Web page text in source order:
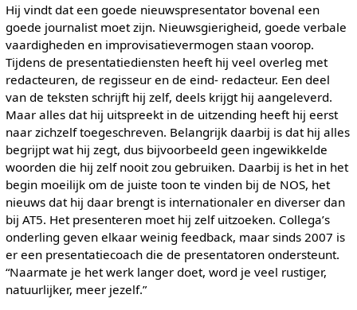
Hij vindt dat een goede nieuwspresentator bovenal een
goede journalist moet zijn. Nieuwsgierigheid, goede verbale
vaardigheden en improvisatievermogen staan voorop.
Tijdens de presentatiediensten heeft hij veel overleg met
redacteuren, de regisseur en de eind- redacteur. Een deel
van de teksten schrijft hij zelf, deels krijgt hij aangeleverd.
Maar alles dat hij uitspreekt in de uitzending heeft hij eerst
naar zichzelf toegeschreven. Belangrijk daarbij is dat hij alles
begrijpt wat hij zegt, dus bijvoorbeeld geen ingewikkelde
woorden die hij zelf nooit zou gebruiken. Daarbij is het in het
begin moeilijk om de juiste toon te vinden bij de NOS, het
nieuws dat hij daar brengt is internationaler en diverser dan
bij AT5. Het presenteren moet hij zelf uitzoeken. Collega’s
onderling geven elkaar weinig feedback, maar sinds 2007 is
er een presentatiecoach die de presentatoren ondersteunt.
“Naarmate je het werk langer doet, word je veel rustiger,
natuurlijker, meer jezelf.”